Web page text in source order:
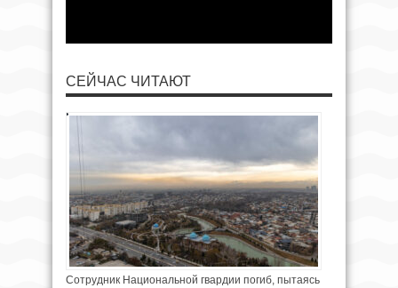
СЕЙЧАС ЧИТАЮТ
Сотрудник Национальной гвардии погиб, пытаясь